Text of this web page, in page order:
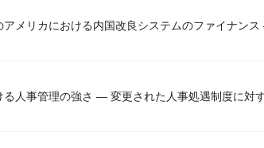
アメリカにおける内国改良システムのファイナン
る人事管理の強さ ― 変更された人事処遇制度に対